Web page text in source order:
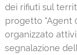
dei rifiuti sul
progetto “Agent
organizzato
segnalazione